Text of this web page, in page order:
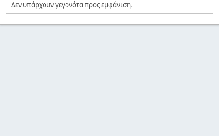
Δεν υπάρχουν γεγονότα προς εμφάνιση.